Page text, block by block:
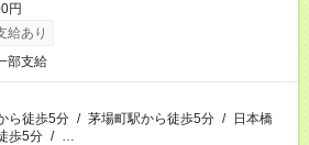
円
給あり
部支給
ら徒歩5分 / 茅場町駅から徒歩5分 / 日本橋
歩5分 / …